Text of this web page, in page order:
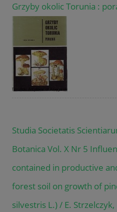
Grzyby okolic Torunia :
Studia Societatis
Botanica Vol. X Nr 5
contained in productive
forest soil on growth of
silvestris L.) / E.